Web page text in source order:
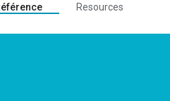
Resources